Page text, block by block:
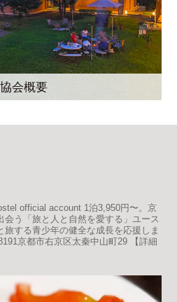
会概要
official account 1泊3,950円〜。京
会う「旅と人と自然を愛する」ユース
旅する青少年の健全な成長を応援しま
京都市右京区太秦中山町29 【詳細